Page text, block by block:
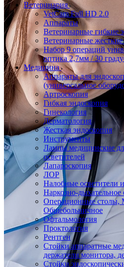
Ветеринария
VetCam Full HD 2.0
Аппараты
Ветеринарные гибкие
Ветеринарные
Набор 9 операций
оптика 2,7мм / 30
Медицина
Аппараты для
(универсальное
Артроскопия
Гибкая эндоскопия
Гинекология
Дерматология
Жесткая эндоскопия
Инструменты
Лампы медицинские
осветителей
Лапароскопия
ЛОР
Налобные осветители
Наркозно-дыхательное
Операционные столы,
Общебольничное
Офтальмология
Проктология
Рентген
Стойки аппаратные
держатели монитора,
Стойки